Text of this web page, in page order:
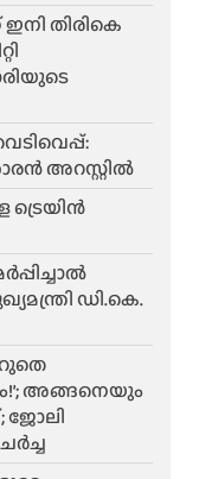
ഇനി തിരികെ
അറസ്റ്റിൽ
ട്രെയിൻ
ഡി.കെ.
അങ്ങനെയും
ജോലി